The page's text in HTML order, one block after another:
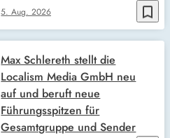
bookmark_border
5. Aug. 2026
Max Schlereth stellt die
Localism Media GmbH neu
auf und beruft neue
Führungsspitzen für
Gesamtgruppe und Sender